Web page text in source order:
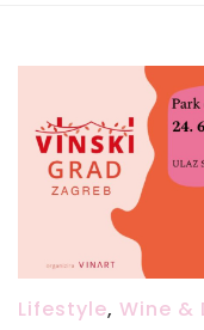
Lifestyle, Wine &